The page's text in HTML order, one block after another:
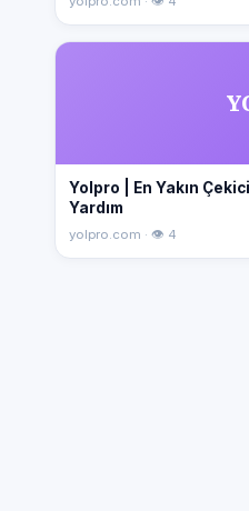
Yolpro | En Yakın
Yardım
yolpro.com · 👁 4